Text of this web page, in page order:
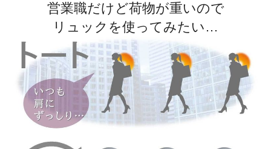
営業職だけど荷物が重いので
リュックを使ってみたい…